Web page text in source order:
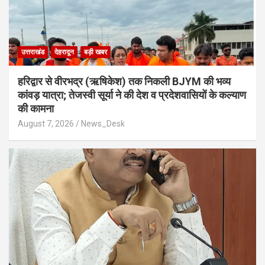
उत्तराखंड देहरादून बड़ी खबर
​हरिद्वार से वीरभद्र (ऋषिकेश) तक निकली BJYM की भव्य
कांवड़ यात्रा; तेजस्वी सूर्या ने की देश व प्रदेशवासियों के कल्याण
की कामना
August 7, 2026 News_Desk